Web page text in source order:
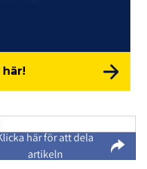
här för att dela
artikeln